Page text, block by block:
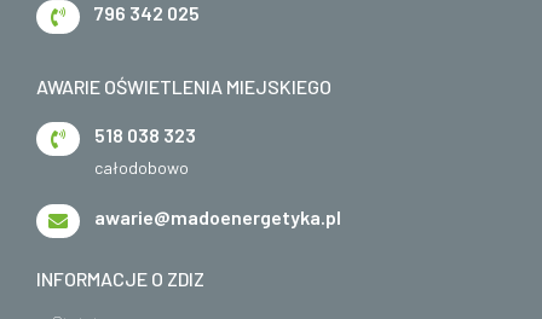
796 342 025
AWARIE OŚWIETLENIA MIEJSKIEGO
518 038 323
całodobowo
awarie@madoenergetyka.pl
INFORMACJE O ZDIZ